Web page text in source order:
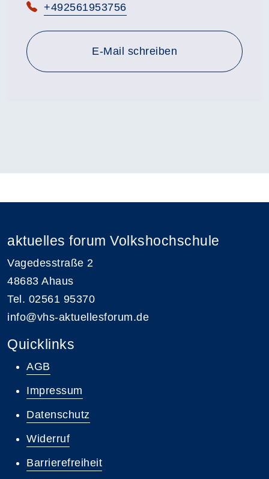
Telefon:
+492561953756
E-Mail schreiben
aktuelles forum Volkshochschule
Vagedesstraße 2
48683 Ahaus
Tel. 02561 95370
info@vhs-aktuellesforum.de
Quicklinks
AGB
Impressum
Datenschutz
Widerruf
Barrierefreiheit